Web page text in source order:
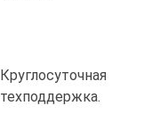
Круглосуточная
техподдержка.